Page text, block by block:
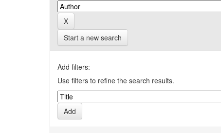
Start a new search
Add filters:
Use filters to refine the search results.